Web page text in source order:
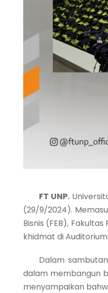
FT UNP.
(29/9/2024).
Bisnis (FEB),
khidmat di Auditorium
Dalam
dalam membangun
menyampaikan